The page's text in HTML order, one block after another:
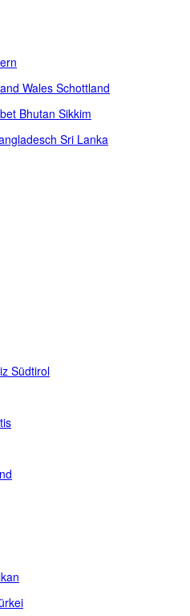
Wales Schottland
Bhutan Sikkim
Sri Lanka
Südtirol